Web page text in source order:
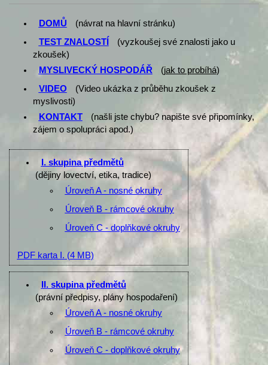
DOMŮ
(návrat na hlavní stránku)
TEST ZNALOSTÍ
(vyzkoušej své znalosti jako u
zkoušek)
MYSLIVECKÝ HOSPODÁŘ
(jak to probíhá)
VIDEO
(Video ukázka z průběhu zkoušek z
myslivosti)
KONTAKT
(našli jste chybu? napište své připomínky,
zájem o spolupráci apod.)
I. skupina předmětů
(dějiny lovectví, etika, tradice)
Úroveň A - nosné okruhy
Úroveň B - rámcové okruhy
Úroveň C - doplňkové okruhy
PDF karta I. (4 MB)
II. skupina předmětů
(právní předpisy, plány hospodaření)
Úroveň A - nosné okruhy
Úroveň B - rámcové okruhy
Úroveň C - doplňkové okruhy